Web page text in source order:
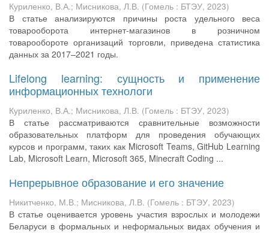
Куриленко, В.А.; Мисникова, Л.В. (Гомель : БТЭУ, 2023)
В статье анализируются причины роста удельного веса
товарооборота интернет-магазинов в розничном
товарообороте организаций торговли, приведена статистика
данных за 2017–2021 годы.
Lifelong learning: сущность и применение
информационных технологи
Куриленко, В.А.; Мисникова, Л.В. (Гомель : БТЭУ, 2023)
В статье рассматриваются сравнительные возможности
образовательных платформ для проведения обучающих
курсов и программ, таких как Microsoft Teams, GitHub Learning
Lab, Microsoft Learn, Microsoft 365, Minecraft Coding ...
Непрерывное образование и его значение
Никитченко, М.В.; Мисникова, Л.В. (Гомель : БТЭУ, 2023)
В статье оценивается уровень участия взрослых и молодежи
Беларуси в формальных и неформальных видах обучения и